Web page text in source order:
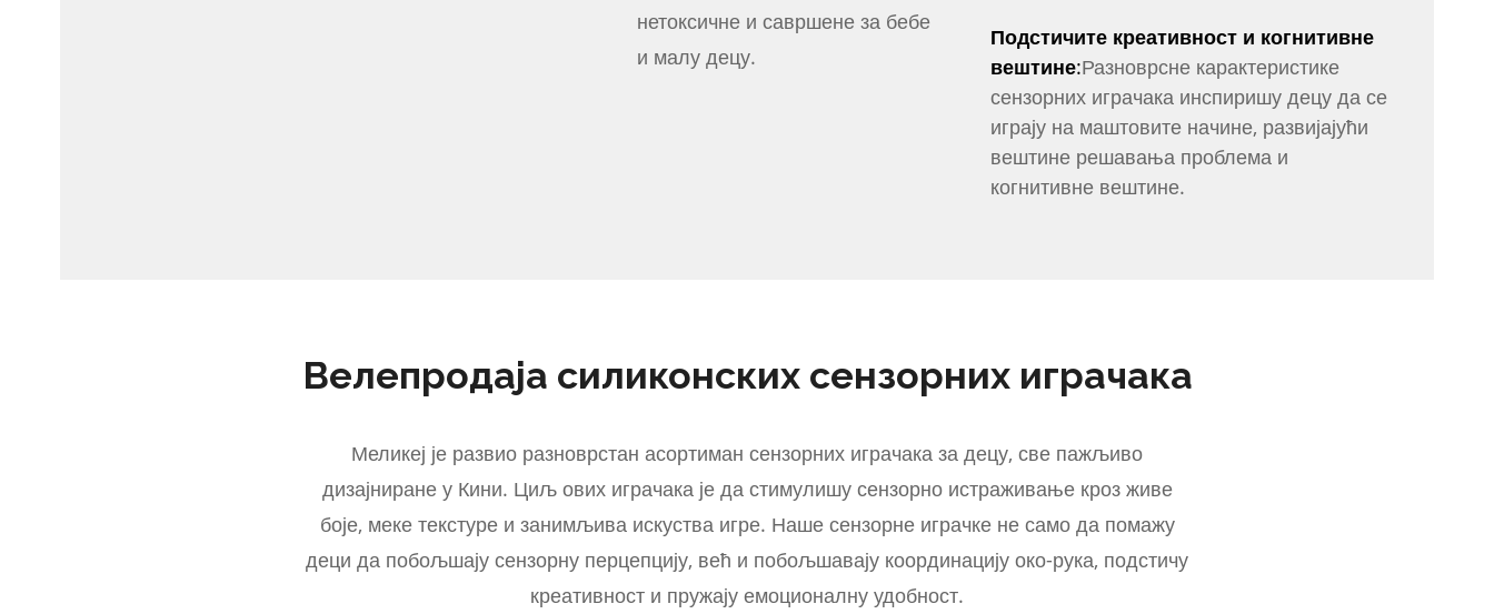
нетоксичне и савршене за бебе
и малу децу.
Подстичите креативност и когнитивне
вештине:Разноврсне карактеристике
сензорних играчака инспиришу децу да се
играју на маштовите начине, развијајући
вештине решавања проблема и
когнитивне вештине.
Велепродаја силиконских сензорних играчака
Меликеј је развио разноврстан асортиман сензорних играчака за децу, све пажљиво
дизајниране у Кини. Циљ ових играчака је да стимулишу сензорно истраживање кроз живе
боје, меке текстуре и занимљива искуства игре. Наше сензорне играчке не само да помажу
деци да побољшају сензорну перцепцију, већ и побољшавају координацију око-рука, подстичу
креативност и пружају емоционалну удобност.